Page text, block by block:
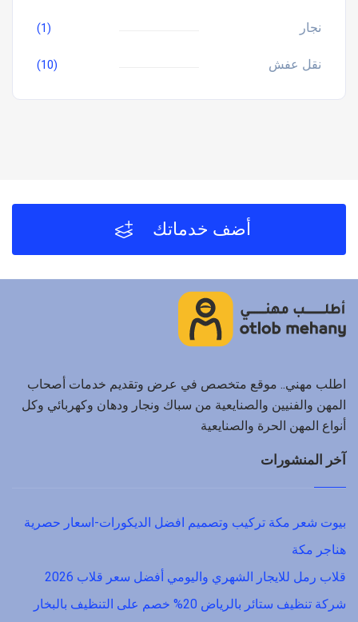
نجار (1)
نقل عفش (10)
أضف خدماتك
اطلب مهني.. موقع متخصص في عرض وتقديم خدمات أصحاب
المهن والفنيين والصنايعية من سباك ونجار ودهان وكهربائي وكل
أنواع المهن الحرة والصنايعية
آخر المنشورات
بيوت شعر مكة تركيب وتصميم افضل الديكورات-اسعار حصرية
هناجر مكة
قلاب رمل للايجار الشهري واليومي أفضل سعر قلاب 2026
شركة تنظيف ستائر بالرياض 20% خصم على التنظيف بالبخار